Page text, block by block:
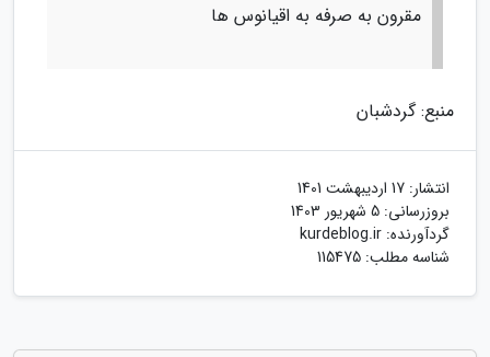
مقرون به صرفه به اقیانوس ها
منبع: گردشبان
انتشار: 17 اردیبهشت 1401
بروزرسانی: 5 شهریور 1403
گردآورنده: kurdeblog.ir
شناسه مطلب: 115475